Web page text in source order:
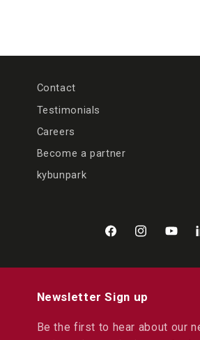
Contact
Testimonials
Careers
Become a partner
kybunpark
FacebookInstagram
Newsletter Sign up
Be the first to hear about our